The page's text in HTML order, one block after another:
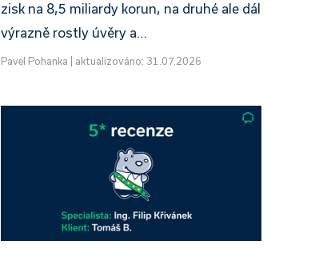
zisk na 8,5 miliardy korun, na druhé ale dál
výrazně rostly úvěry a…
Pavel Pohanka aktualizováno: 31.07.2026